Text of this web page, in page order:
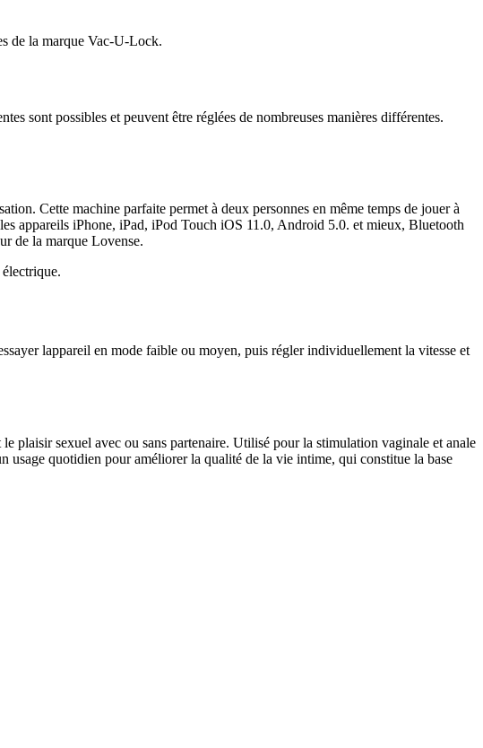
de la marque Vac-U-Lock.
sont possibles et peuvent être réglées de nombreuses manières différentes.
Cette machine parfaite permet à deux personnes en même temps de jouer à
appareils iPhone, iPad, iPod Touch iOS 11.0, Android 5.0. et mieux, Bluetooth
de la marque Lovense.
lappareil en mode faible ou moyen, puis régler individuellement la vitesse et
plaisir sexuel avec ou sans partenaire. Utilisé pour la stimulation vaginale et anale
quotidien pour améliorer la qualité de la vie intime, qui constitue la base